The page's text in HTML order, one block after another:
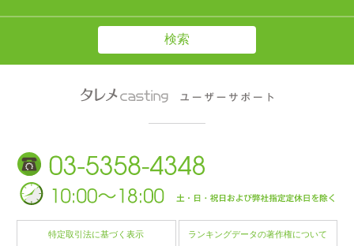
特定取引法に基づく表示 ランキングデータの著作権について